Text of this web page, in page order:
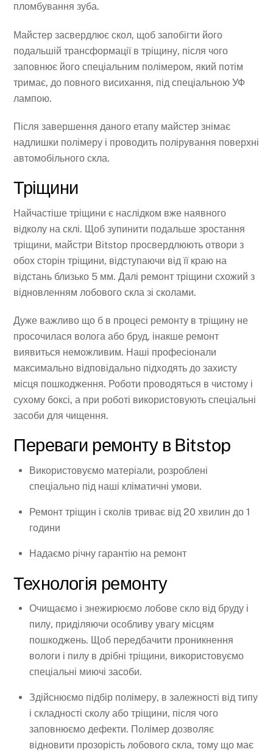
пломбування зуба.
Майстер засвердлює скол, щоб запобігти його
подальшій трансформації в тріщину, після чого
заповнює його спеціальним полімером, який потім
тримає, до повного висихання, під спеціальною УФ
лампою.
Після завершення даного етапу майстер знімає
надлишки полімеру і проводить полірування поверхні
автомобільного скла.
Тріщини
Найчастіше тріщини є наслідком вже наявного
відколу на склі. Щоб зупинити подальше зростання
тріщини, майстри Bitstop просвердлюють отвори з
обох сторін тріщини, відступаючи від її краю на
відстань близько 5 мм. Далі ремонт тріщини схожий з
відновленням лобового скла зі сколами.
Дуже важливо що б в процесі ремонту в тріщину не
просочилася волога або бруд, інакше ремонт
виявиться неможливим. Наші професіонали
максимально відповідально підходять до захисту
місця пошкодження. Роботи проводяться в чистому і
сухому боксі, а при роботі використовують спеціальні
засоби для чищення.
Переваги ремонту в Bitstop
Використовуємо матеріали, розроблені
спеціально під наші кліматичні умови.
Ремонт тріщин і сколів триває від 20 хвилин до 1
години
Надаємо річну гарантію на ремонт
Технологія ремонту
Очищаємо і знежирюємо лобове скло від бруду і
пилу, приділяючи особливу увагу місцям
пошкоджень. Щоб передбачити проникнення
вологи і пилу в дрібні тріщини, використовуємо
спеціальні миючі засоби.
Здійснюємо підбір полімеру, в залежності від типу
і складності сколу або тріщини, після чого
заповнюємо дефекти. Полімер дозволяє
відновити прозорість лобового скла, тому що має